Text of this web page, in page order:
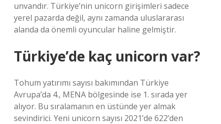
unvandır. Türkiye’nin unicorn girişimleri sadece
yerel pazarda değil, aynı zamanda uluslararası
alanda da önemli oyuncular haline gelmiştir.
Türkiye’de kaç unicorn var?
Tohum yatırımı sayısı bakımından Türkiye
Avrupa’da 4., MENA bölgesinde ise 1. sırada yer
alıyor. Bu sıralamanın en üstünde yer almak
sevindirici. Yeni unicorn sayısı 2021’de 622’den